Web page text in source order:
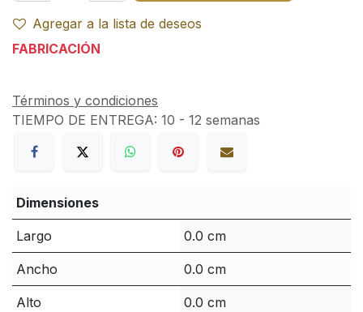
Agregar a la lista de deseos
FABRICACIÓN
Términos y condiciones
TIEMPO DE ENTREGA: 10 - 12 semanas
Dimensiones
Largo 0.0 cm
Ancho 0.0 cm
Alto 0.0 cm